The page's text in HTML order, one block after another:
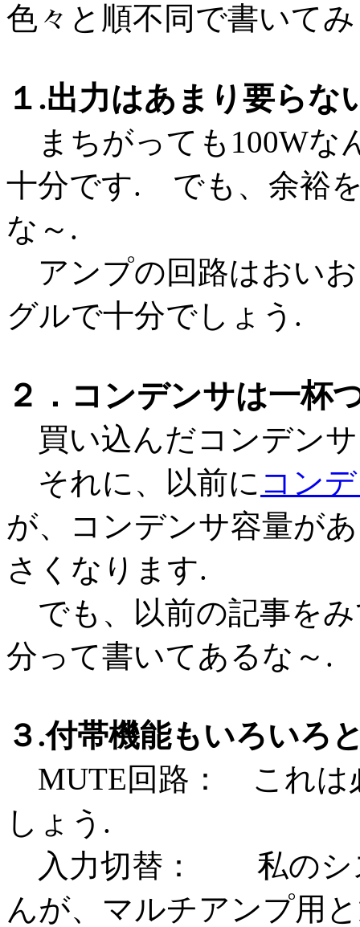
色々と順不同で書いて
１.出力はあまり要らな
まちがっても100Wな
十分です. でも、余裕
な～.
アンプの回路はおい
グルで十分でしょう.
２．コンデンサは一杯
買い込んだコンデン
それに、以前に コン
が、コンデンサ容量が
さくなります.
でも、以前の記事をみ
分って書いてあるな～.
３.付帯機能もいろいろ
MUTE回路： これは
しょう.
入力切替： 私のシ
んが、マルチアンプ用